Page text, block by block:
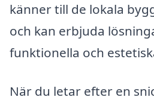
känner till de lokala
och kan erbjuda
funktionella och
När du letar efter en